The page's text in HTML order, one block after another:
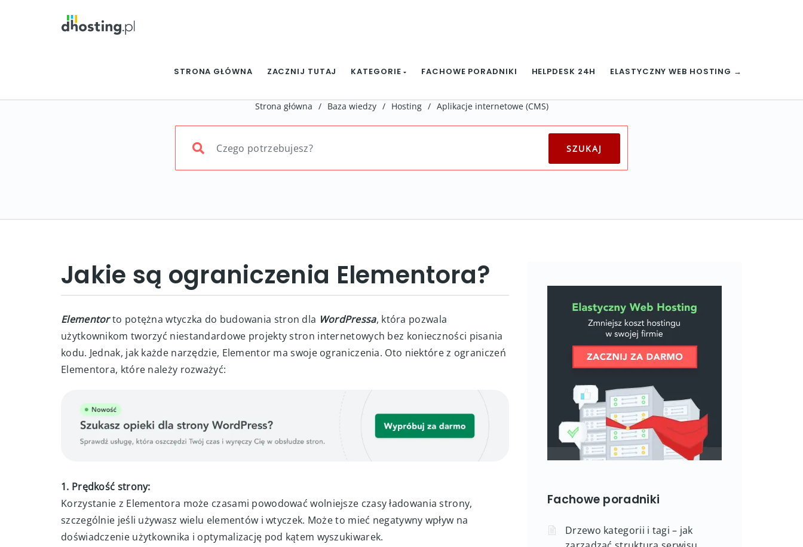
STRONA GŁÓWNA ZACZNIJ TUTAJ KATEGORIE FACHOWE PORADNIKI HELPDESK 24H ELASTYCZNY WEB HOSTING →
Strona główna / Baza wiedzy / Hosting / Aplikacje internetowe (CMS)
Jakie są ograniczenia Elementora?
Elementorto potężna wtyczka do budowania stron dla WordPressa, która pozwala
użytkownikom tworzyć niestandardowe projekty stron internetowych bez konieczności pisania
kodu. Jednak, jak każde narzędzie, Elementor ma swoje ograniczenia. Oto niektóre z ograniczeń
Elementora, które należy rozważyć:
1. Prędkość strony:
Korzystanie z Elementora może czasami powodować wolniejsze czasy ładowania strony,
szczególnie jeśli używasz wielu elementów i wtyczek. Może to mieć negatywny wpływ na
doświadczenie użytkownika i optymalizację pod kątem wyszukiwarek.
Fachowe poradniki
Drzewo kategorii i tagi – jak